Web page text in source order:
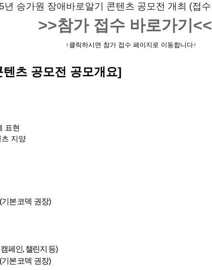
>>참가 접수 바로가기<<
↑클릭하시면 참가 접수 페이지로 이동합니다↑
츠 공모전 공모개요]
표현
지양
(기본코덱 권장)
캠페인, 챌린지 등)
(기본코덱 권장)